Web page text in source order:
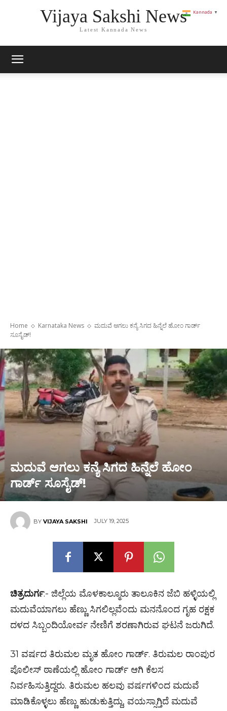
Vijaya Sakshi News
Latest Kannada News
Home Karnataka News
ಮದುವೆ ಆಗಲು ಕನ್ಯೆ ಸಿಗದ ಹಿನ್ನೆಲೆ ಹೋಂ ಗಾರ್ಡ್
ಸೂಸೈಡ್!
ಮದುವೆ ಆಗಲು ಕನ್ಯೆ ಸಿಗದ ಹಿನ್ನೆಲೆ ಹೋಂ
ಗಾರ್ಡ್ ಸೂಸೈಡ್!
BY VIJAYA SAKSHI JULY 19, 2025
ಚಿತ್ರದುರ್ಗ:- ಜಿಲ್ಲೆಯ ಮೊಳಕಾಲ್ಮೂರು ತಾಲೂಕಿನ ಜೆಬಿ ಹಳ್ಳಿಯಲ್ಲಿ
ಮದುವೆಯಾಗಲು ಹೆಣ್ಣು ಸಿಗಲಿಲ್ಲವೆಂದು ಮನನೊಂದ ಗೃಹ ರಕ್ಷಕ
ದಳದ ಸಿಬ್ಬಂದಿಯೋರ್ವ ನೇಣಿಗೆ ಶರಣಾಗಿರುವ ಘಟನೆ ಜರುಗಿದೆ.
31 ವರ್ಷದ ತಿರುಮಲ ಮೃತ ಹೋಂ ಗಾರ್ಡ್. ತಿರುಮಲ ರಾಂಪುರ
ಪೊಲೀಸ್ ಠಾಣೆಯಲ್ಲಿ ಹೋಂ ಗಾರ್ಡ್ ಆಗಿ ಕೆಲಸ
ನಿರ್ವಹಿಸುತ್ತಿದ್ದರು. ತಿರುಮಲ ಹಲವು ವರ್ಷಗಳಿಂದ ಮದುವೆ
ಮಾಡಿಕೊಳ್ಳಲು ಹೆಣ್ಣು ಹುಡುಕುತ್ತಿದ್ದು, ವಯಸ್ಸಾಗ್ತಿದೆ ಮದುವೆ
Kannada ▼